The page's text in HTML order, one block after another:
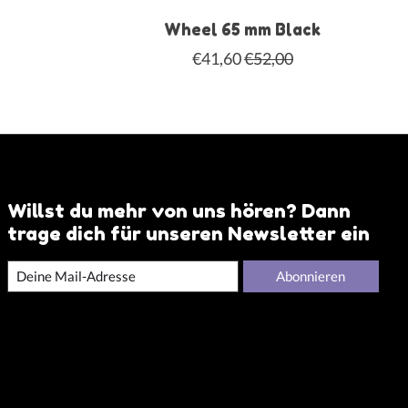
Wheel 65 mm Black
€41,60€52,00
Willst du mehr von uns hören? Dann
trage dich für unseren Newsletter ein
Abonnieren